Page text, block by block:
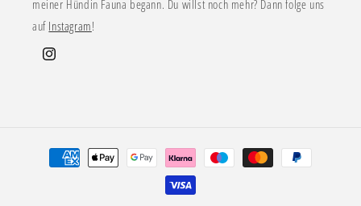
meiner Hündin Fauna begann. Du willst noch mehr? Dann folge uns
auf Instagram!
Instagram
Zahlungsmethoden